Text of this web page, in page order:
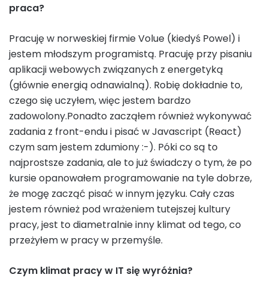
praca?
Pracuję w norweskiej firmie Volue (kiedyś Powel) i
jestem młodszym programistą. Pracuję przy pisaniu
aplikacji webowych związanych z energetyką
(głównie energią odnawialną). Robię dokładnie to,
czego się uczyłem, więc jestem bardzo
zadowolony.Ponadto zacząłem również wykonywać
zadania z front-endu i pisać w Javascript (React)
czym sam jestem zdumiony :-). Póki co są to
najprostsze zadania, ale to już świadczy o tym, że po
kursie opanowałem programowanie na tyle dobrze,
że mogę zacząć pisać w innym języku. Cały czas
jestem również pod wrażeniem tutejszej kultury
pracy, jest to diametralnie inny klimat od tego, co
przeżyłem w pracy w przemyśle.
Czym klimat pracy w IT się wyróżnia?